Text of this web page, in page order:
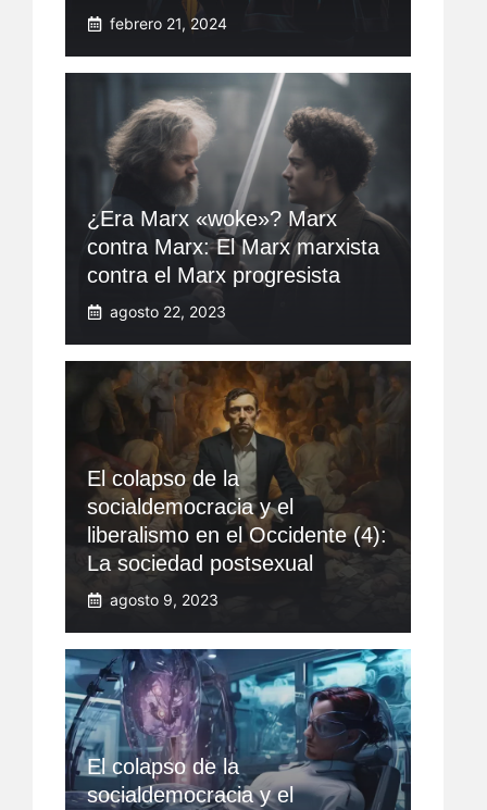
febrero 21, 2024
¿Era Marx «woke»? Marx
contra Marx: El Marx marxista
contra el Marx progresista
agosto 22, 2023
El colapso de la
socialdemocracia y el
liberalismo en el Occidente (4):
La sociedad postsexual
agosto 9, 2023
El colapso de la
socialdemocracia y el